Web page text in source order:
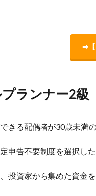
➡【
ランナー2級
きる配偶者が30歳未満
申告不要制度を選択し
投資家から集めた資